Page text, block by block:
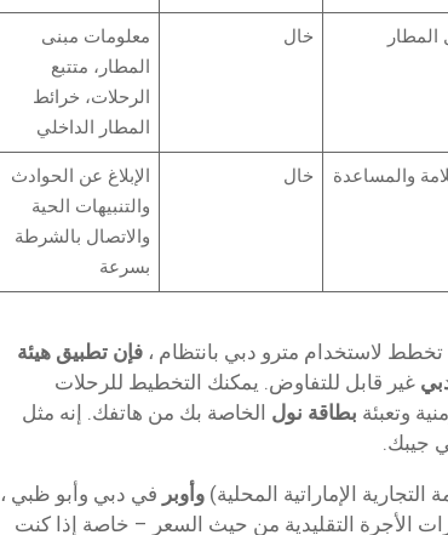
المطار خال
معلومات مبنى
المطار، متتبع
الرحلات، خرائط
المطار الداخلي
والمساعدة خال
الإبلاغ عن الحوادث
والتنبيهات الحية
والاتصال بالشرطة
بسرعة
تخطط لاستخدام مترو دبي بانتظام ، فإن تطبيق هيئة
غير قابل للتفاوض. يمكنك التخطيط للرحلات
وتعبئة بطاقة نول الخاصة بك من هاتفك. إنه مثل
جيبك.
التجارية الإماراتية المحلية) وأوبر في دبي وأبو ظبي ،
الأجرة التقليدية من حيث السعر – خاصة إذا كنت